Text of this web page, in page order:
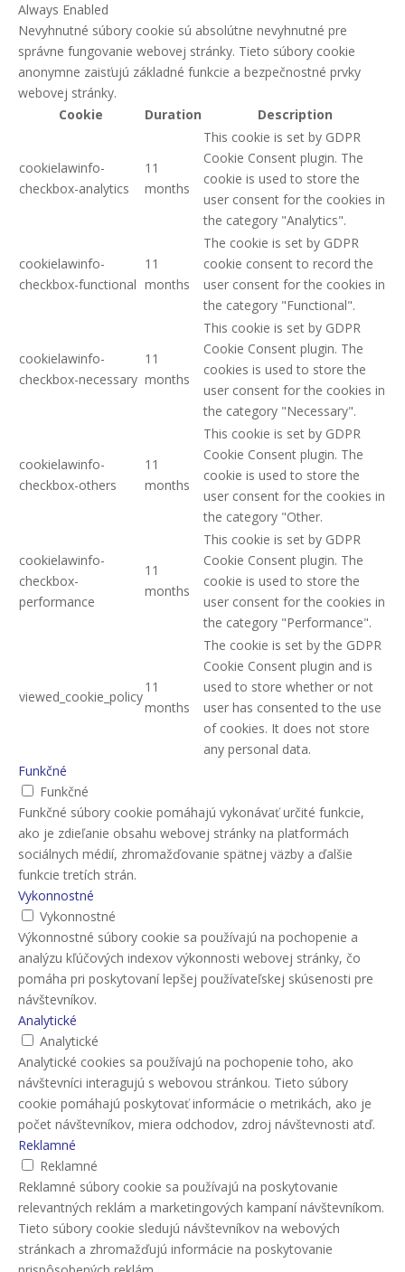
Always Enabled
Nevyhnutné súbory cookie sú absolútne nevyhnutné pre
správne fungovanie webovej stránky. Tieto súbory cookie
anonymne zaisťujú základné funkcie a bezpečnostné prvky
webovej stránky.
Cookie
Duration Description
cookielawinfo-
checkbox-analytics
11
months
This cookie is set by GDPR
Cookie Consent plugin. The
cookie is used to store the
user consent for the cookies in
the category "Analytics".
cookielawinfo-
checkbox-functional
11
months
The cookie is set by GDPR
cookie consent to record the
user consent for the cookies in
the category "Functional".
cookielawinfo-
checkbox-necessary
11
months
This cookie is set by GDPR
Cookie Consent plugin. The
cookies is used to store the
user consent for the cookies in
the category "Necessary".
cookielawinfo-
checkbox-others
11
months
This cookie is set by GDPR
Cookie Consent plugin. The
cookie is used to store the
user consent for the cookies in
the category "Other.
cookielawinfo-
checkbox-
performance
11
months
This cookie is set by GDPR
Cookie Consent plugin. The
cookie is used to store the
user consent for the cookies in
the category "Performance".
viewed_cookie_policy
11
months
The cookie is set by the GDPR
Cookie Consent plugin and is
used to store whether or not
user has consented to the use
of cookies. It does not store
any personal data.
Funkčné
Funkčné
Funkčné súbory cookie pomáhajú vykonávať určité funkcie,
ako je zdieľanie obsahu webovej stránky na platformách
sociálnych médií, zhromažďovanie spätnej väzby a ďalšie
funkcie tretích strán.
Vykonnostné
Vykonnostné
Výkonnostné súbory cookie sa používajú na pochopenie a
analýzu kľúčových indexov výkonnosti webovej stránky, čo
pomáha pri poskytovaní lepšej používateľskej skúsenosti pre
návštevníkov.
Analytické
Analytické
Analytické cookies sa používajú na pochopenie toho, ako
návštevníci interagujú s webovou stránkou. Tieto súbory
cookie pomáhajú poskytovať informácie o metrikách, ako je
počet návštevníkov, miera odchodov, zdroj návštevnosti atď.
Reklamné
Reklamné
Reklamné súbory cookie sa používajú na poskytovanie
relevantných reklám a marketingových kampaní návštevníkom.
Tieto súbory cookie sledujú návštevníkov na webových
stránkach a zhromažďujú informácie na poskytovanie